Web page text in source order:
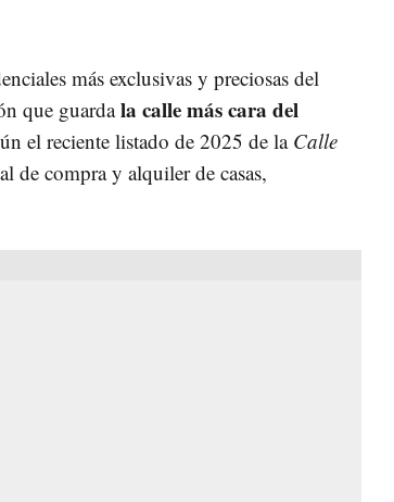
más exclusivas y preciosas del
que guardala calle más cara del
el reciente listado de 2025 de la Calle
de compra y alquiler de casas,